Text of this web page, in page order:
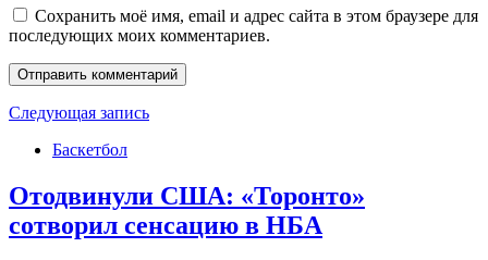
Сохранить моё имя, email и адрес сайта в этом браузере для
последующих моих комментариев.
Следующая запись
Баскетбол
Отодвинули США: «Торонто»
сотворил сенсацию в НБА